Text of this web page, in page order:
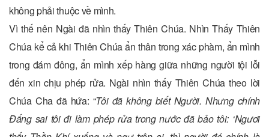
không phải thuộc về mình.
Vì thế nên Ngài đã nhìn thấy Thiên Chúa. Nhìn Thấy Thiên
Chúa kể cả khi Thiên Chúa ẩn thân trong xác phàm, ẩn mình
trong đám đông, ẩn mình xếp hàng giữa những người tội lỗi
đến xin chịu phép rửa. Ngài nhìn thấy Thiên Chúa theo lời
Chúa Cha đã hứa: “Tôi đã không biết Người. Nhưng chính
Đấng sai tôi đi làm phép rửa trong nước đã bảo tôi: ‘Ngươi